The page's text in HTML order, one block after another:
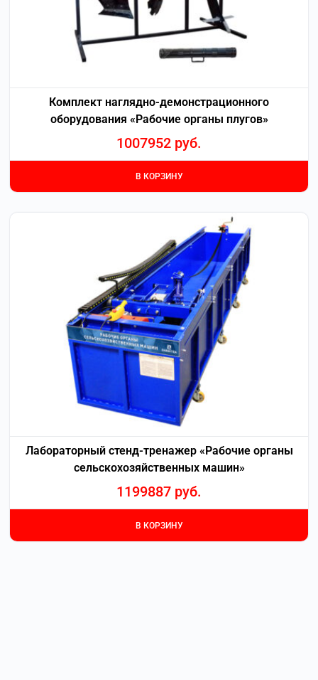
Комплект наглядно-демонстрационного
оборудования «Рабочие органы плугов»
1007952 руб.
В КОРЗИНУ
Лабораторный стенд-тренажер «Рабочие органы
сельскохозяйственных машин»
1199887 руб.
В КОРЗИНУ